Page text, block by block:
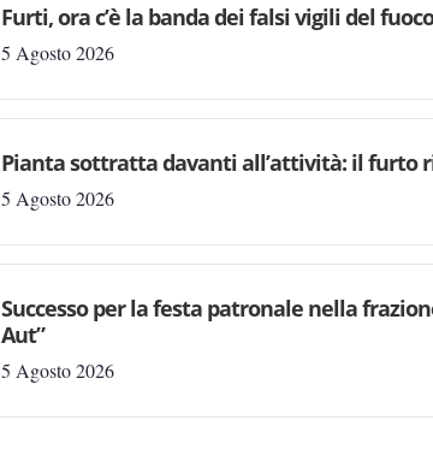
Furti, ora c’è la banda dei falsi vigili del
5 Agosto 2026
Pianta sottratta davanti all’attività: il furto
5 Agosto 2026
Successo per la festa patronale nella
Aut”
5 Agosto 2026